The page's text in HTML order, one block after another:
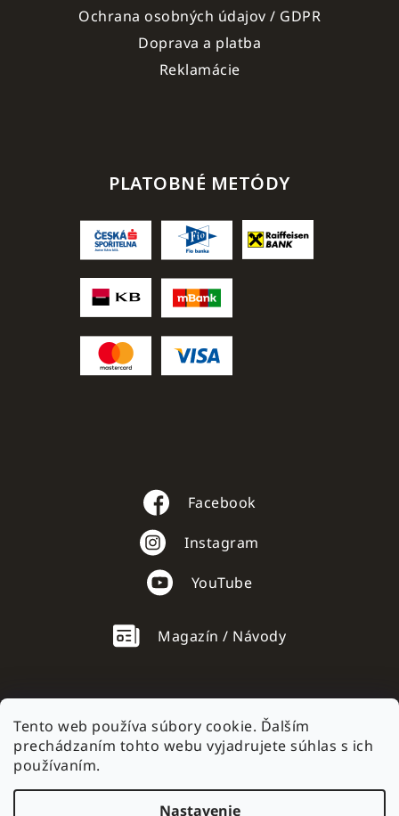
Tento web používa súbory cookie. Ďalším
prechádzaním tohto webu vyjadrujete súhlas s ich
používaním.
Nastavenie
Ochrana osobných údajov / GDPR
Doprava a platba
Reklamácie
PLATOBNÉ METÓDY
Facebook
Instagram
YouTube
Magazín / Návody
AC mobile.cz